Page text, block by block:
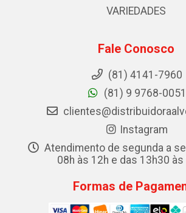
VARIEDADES
Fale Conosco
(81) 4141-7960
(81) 9 9768-0051
Instagram
Atendimento de segunda a
08h às 12h e das 13h30 às
Formas de